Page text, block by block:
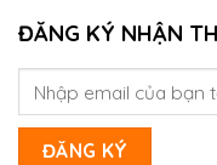
ĐĂNG KÝ NHẬN